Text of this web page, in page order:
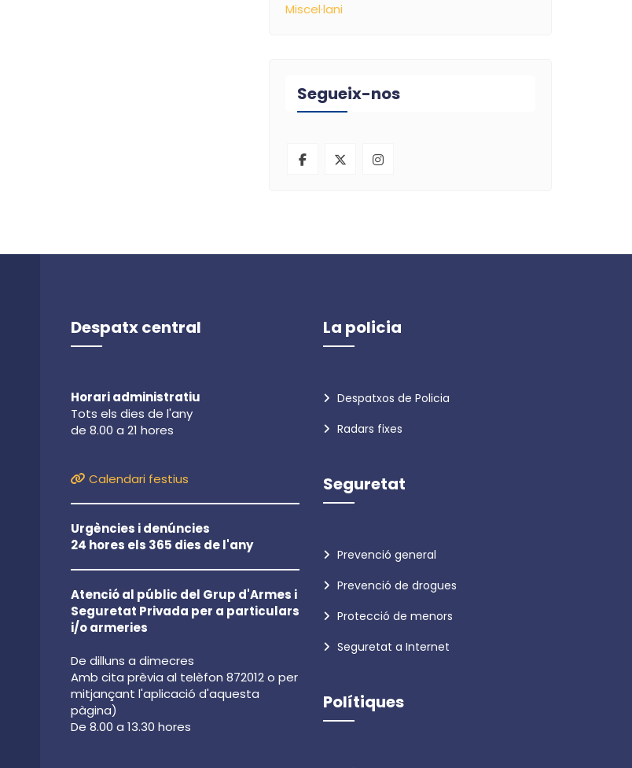
Miscel·lani
Segueix-nos
Despatx central
Horari administratiu
Tots els dies de l'any
de 8.00 a 21 hores
Calendari festius
Urgències i denúncies
24 hores els 365 dies de l'any
Atenció al públic del Grup d'Armes i
Seguretat Privada per a particulars
i/o armeries
De dilluns a dimecres
Amb cita prèvia al telèfon 872012 o per
mitjançant l'aplicació d'aquesta
pàgina)
De 8.00 a 13.30 hores
La policia
Despatxos de Policia
Radars fixes
Seguretat
Prevenció general
Prevenció de drogues
Protecció de menors
Seguretat a Internet
Polítiques